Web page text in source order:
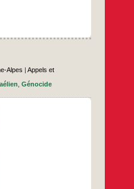
Alpes | Appels et
,Génocide